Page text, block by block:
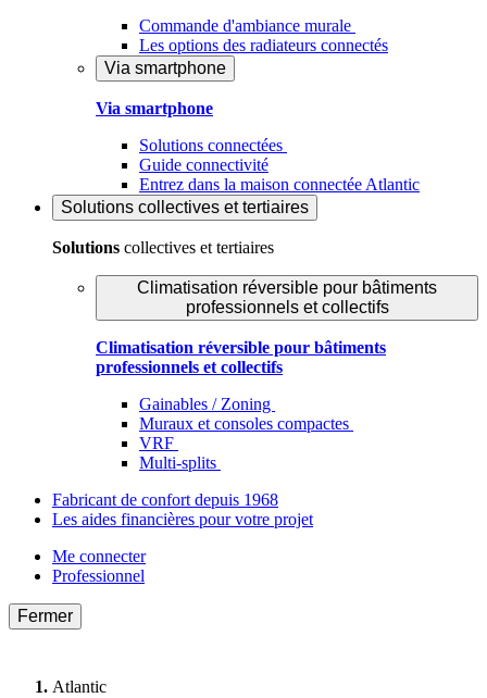
Commande d'ambiance murale
Les options des radiateurs connectés
Via smartphone
Via smartphone
Solutions connectées
Guide connectivité
Entrez dans la maison connectée Atlantic
Solutions collectives et tertiaires
Solutions collectives et tertiaires
Climatisation réversible pour bâtiments
professionnels et collectifs
Climatisation réversible pour bâtiments
professionnels et collectifs
Gainables / Zoning
Muraux et consoles compactes
VRF
Multi-splits
Fabricant de confort depuis 1968
Les aides financières pour votre projet
Me connecter
Professionnel
Fermer
Atlantic